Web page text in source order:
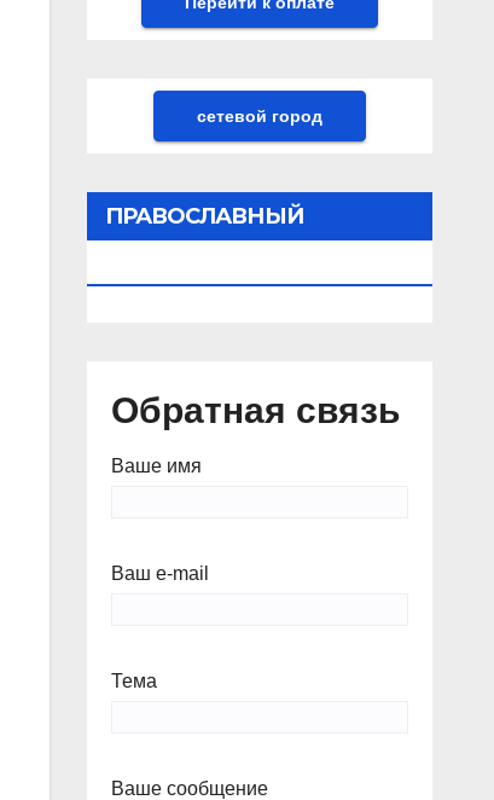
сетевой город
ПРАВОСЛАВНЫЙ
Обратная связь
Ваше имя
Ваш e-mail
Тема
Ваше сообщение